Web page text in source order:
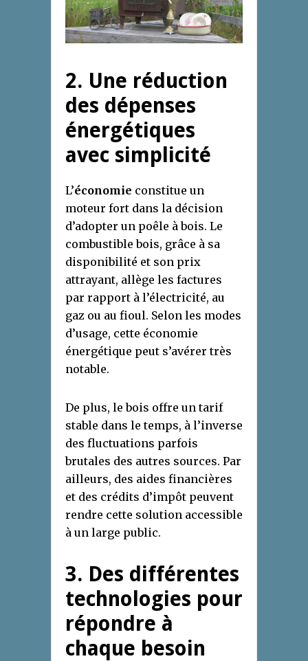
2. Une réduction
des dépenses
énergétiques
avec simplicité
L’économie constitue un
moteur fort dans la décision
d’adopter un poêle à bois. Le
combustible bois, grâce à sa
disponibilité et son prix
attrayant, allège les factures
par rapport à l’électricité, au
gaz ou au fioul. Selon les modes
d’usage, cette économie
énergétique peut s’avérer très
notable.
De plus, le bois offre un tarif
stable dans le temps, à l’inverse
des fluctuations parfois
brutales des autres sources. Par
ailleurs, des aides financières
et des crédits d’impôt peuvent
rendre cette solution accessible
à un large public.
3. Des différentes
technologies pour
répondre à
chaque besoin